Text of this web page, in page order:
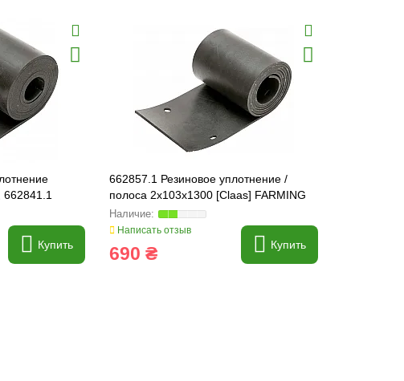
662841.1
Купить
662857.1 Резиновое уплотнение /
полоса 2x103x1300 [Claas] FARMING
Line, 662857
Написать отзыв
690 ₴ Купить